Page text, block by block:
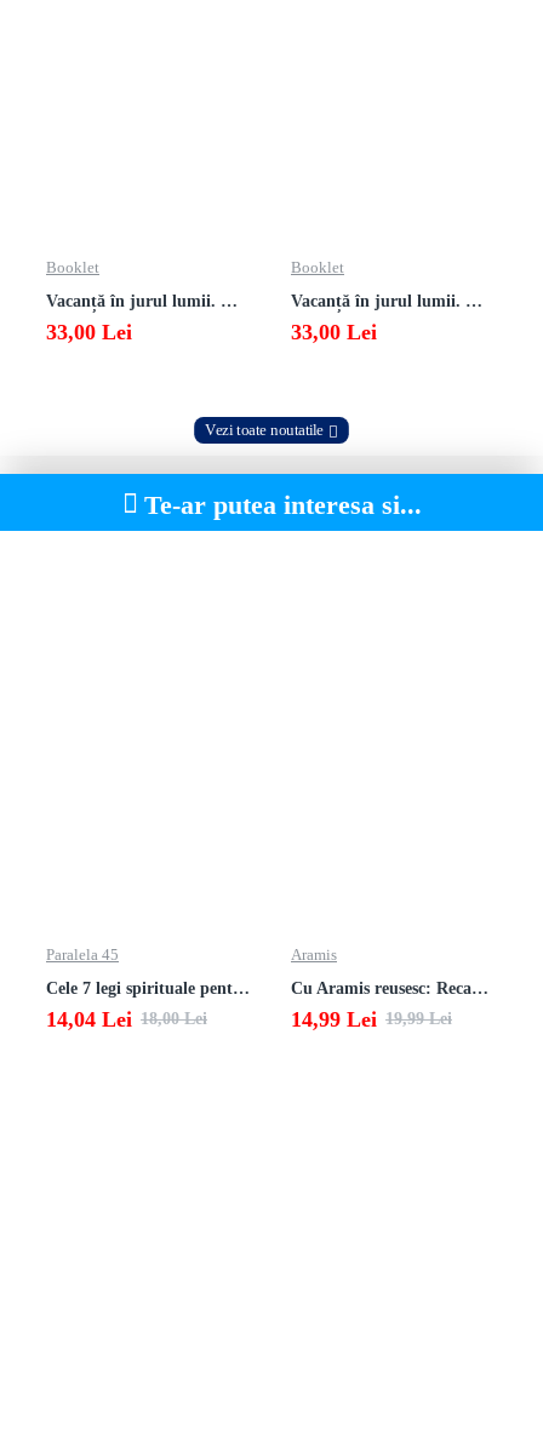
Booklet
Vacanță în jurul lumii. Matematică clasa a VII-a – EDIȚIA 2026
33,00 Lei
Booklet
Vacanță în jurul lumii. Matematică clasa a VI-a – EDIȚIA 2026
33,00 Lei
Vezi toate noutatile
Te-ar putea interesa si...
Paralela 45
Cele 7 legi spirituale pentru parinti
14,04 Lei 18,00 Lei
Aramis
Cu Aramis reusesc: Recapitulare si evaluare - Clasa a 3-a (Matematica si Stiinte ale naturii)
14,99 Lei 19,99 Lei